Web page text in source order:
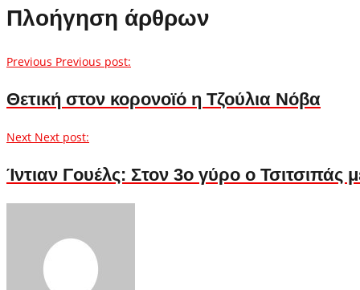
Πλοήγηση άρθρων
Previous Previous post:
Θετική στον κορονοϊό η Τζούλια Νόβα
Next Next post:
Ίντιαν Γουέλς: Στον 3ο γύρο ο Τσιτσιπάς